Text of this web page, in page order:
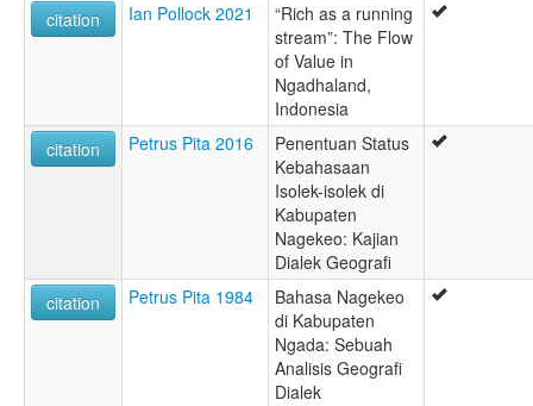
citation
Ian Pollock 2021
“Rich as a running
stream”: The Flow
of Value in
Ngadhaland,
Indonesia
citation
Petrus Pita 2016
Penentuan Status
Kebahasaan
Isolek-isolek di
Kabupaten
Nagekeo: Kajian
Dialek Geografi
citation
Petrus Pita 1984
Bahasa Nagekeo
di Kabupaten
Ngada: Sebuah
Analisis Geografi
Dialek